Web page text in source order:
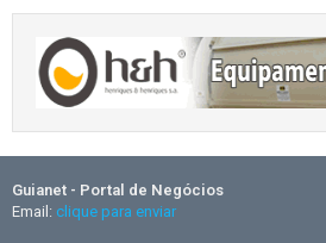
Guianet - Portal de Negócios
Email: clique para enviar